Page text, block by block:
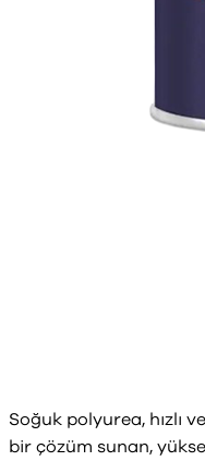
Soğuk polyurea, hızlı
bir çözüm sunan,